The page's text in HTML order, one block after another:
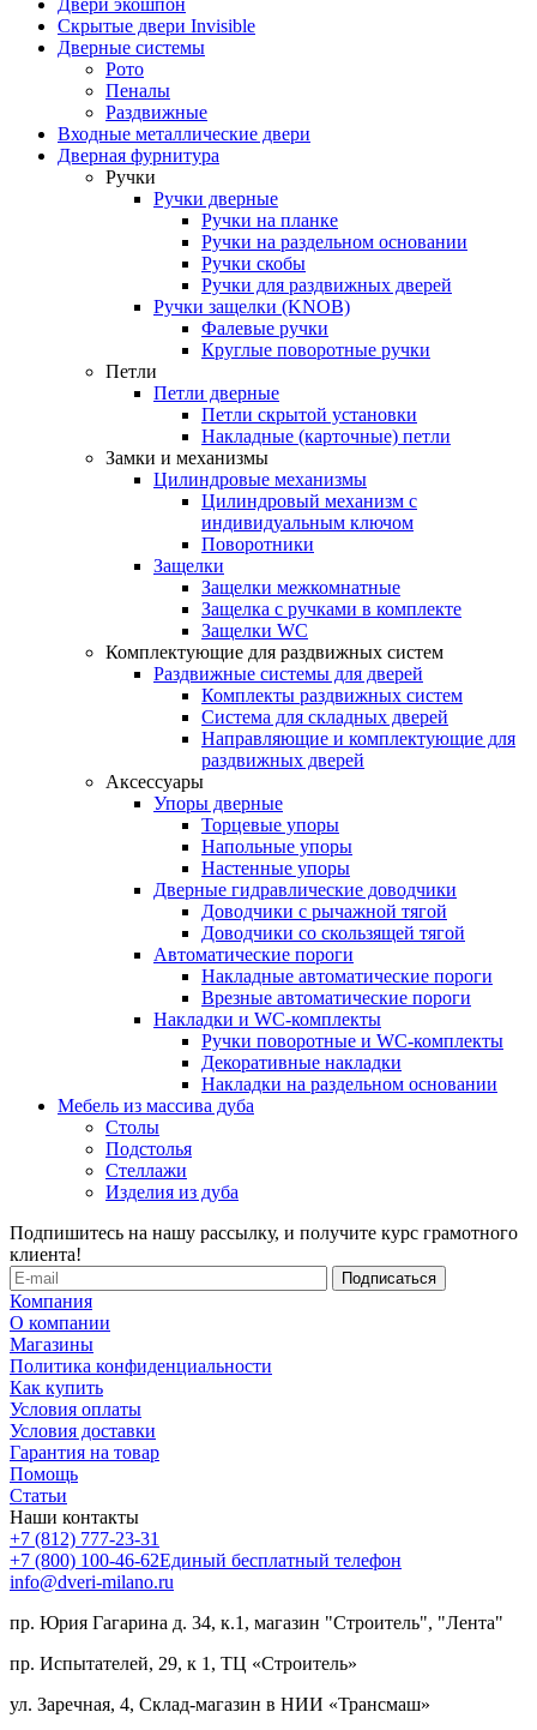
Скрытые двери Invisible
Дверные системы
Рото
Пеналы
Раздвижные
Входные металлические двери
Дверная фурнитура
Ручки
Ручки дверные
Ручки на планке
Ручки на раздельном основании
Ручки скобы
Ручки для раздвижных дверей
Ручки защелки (KNOB)
Фалевые ручки
Круглые поворотные ручки
Петли
Петли дверные
Петли скрытой установки
Накладные (карточные) петли
Замки и механизмы
Цилиндровые механизмы
Цилиндровый механизм с
индивидуальным ключом
Поворотники
Защелки
Защелки межкомнатные
Защелка с ручками в комплекте
Защелки WC
Комплектующие для раздвижных систем
Раздвижные системы для дверей
Комплекты раздвижных систем
Система для складных дверей
Направляющие и комплектующие для
раздвижных дверей
Аксессуары
Упоры дверные
Торцевые упоры
Напольные упоры
Настенные упоры
Дверные гидравлические доводчики
Доводчики с рычажной тягой
Доводчики со скользящей тягой
Автоматические пороги
Накладные автоматические пороги
Врезные автоматические пороги
Накладки и WC-комплекты
Ручки поворотные и WC-комплекты
Декоративные накладки
Накладки на раздельном основании
Мебель из массива дуба
Столы
Подстолья
Стеллажи
Изделия из дуба
Подпишитесь на нашу рассылку, и получите курс грамотного
клиента!
Компания
О компании
Магазины
Политика конфиденциальности
Как купить
Условия оплаты
Условия доставки
Гарантия на товар
Помощь
Статьи
Наши контакты
+7 (812) 777-23-31
+7 (800) 100-46-62Единый бесплатный телефон
info@dveri-milano.ru
пр. Юрия Гагарина д. 34, к.1, магазин "Строитель", "Лента"
пр. Испытателей, 29, к 1, ТЦ «Строитель»
ул. Заречная, 4, Склад-магазин в НИИ «Трансмаш»